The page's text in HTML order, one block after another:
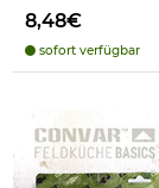
8,48€
sofort verfügbar